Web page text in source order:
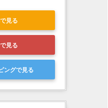
見る
見る
ングで見る